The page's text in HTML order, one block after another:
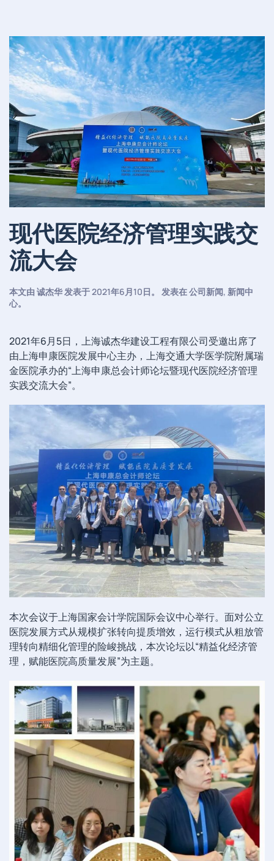
现代医院经济管理实践交
流大会
本文由 诚杰华发表于2021年6月10日。 发表在公司新闻, 新闻中
心。
2021年6月5日，上海诚杰华建设工程有限公司受邀出席了
由上海申康医院发展中心主办，上海交通大学医学院附属瑞
金医院承办的“上海申康总会计师论坛暨现代医院经济管理
实践交流大会”。
本次会议于上海国家会计学院国际会议中心举行。面对公立
医院发展方式从规模扩张转向提质增效，运行模式从粗放管
理转向精细化管理的险峻挑战，本次论坛以“精益化经济管
理，赋能医院高质量发展”为主题。